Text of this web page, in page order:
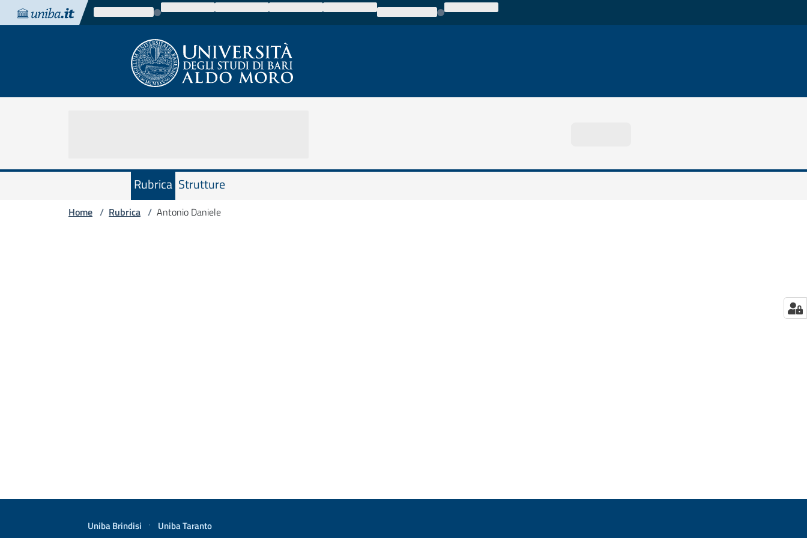
Vai al contenuto
Vai alla navigazione
Vai al footer
Rubrica Strutture
Home / Rubrica / Antonio Daniele
Uniba Brindisi · Uniba Taranto